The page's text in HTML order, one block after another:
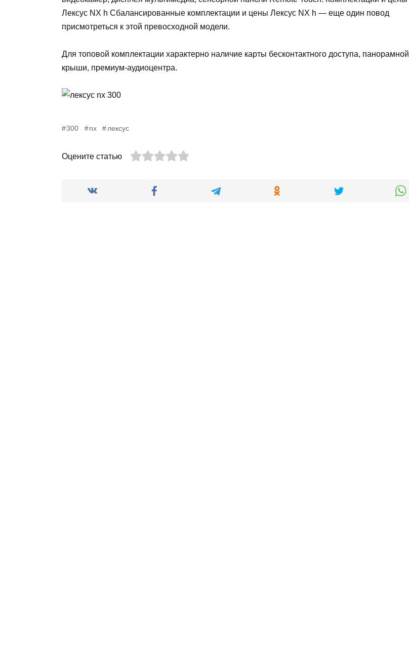
Лексус NX h Сбалансированные комплектации и цены Лексус NX h — еще один повод
присмотреться к этой превосходной модели.
Для топовой комплектации характерно наличие карты бесконтактного доступа, панорамной
крыши, премиум-аудиоцентра.
300 nx лексус
Оцените статью